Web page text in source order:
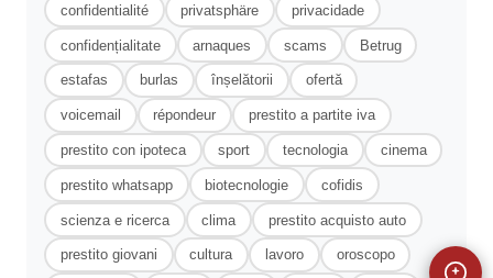
confidentialité privatsphäre privacidade
confidențialitate arnaques scams Betrug
estafas burlas înșelătorii ofertă
voicemail répondeur prestito a partite iva
prestito con ipoteca sport tecnologia cinema
prestito whatsapp biotecnologie cofidis
scienza e ricerca clima prestito acquisto auto
prestito giovani cultura lavoro oroscopo